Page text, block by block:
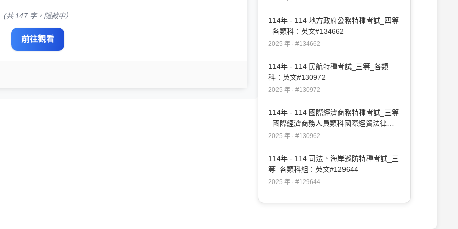
(共 147 字，隱藏中）
前往觀看
114年 - 114 地方政府公務特種考試_四等
_各類科：英文#134662
2025 年 · #134662
114年 - 114 民航特種考試_三等_各類
科：英文#130972
2025 年 · #130972
114年 - 114 國際經濟商務特種考試_三等
_國際經濟商務人員類科國際經貿法律
組：英文（含國際貿易政策與法規命令之
2025 年 · #130962
114年 - 114 司法、海岸巡防特種考試_三
等_各類科組：英文#129644
2025 年 · #129644